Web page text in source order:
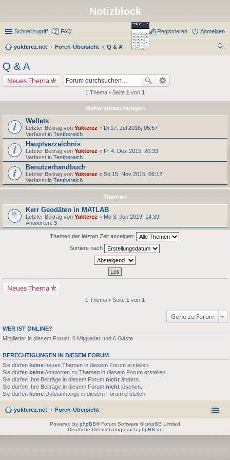
Notizblock
Schnellzugriff FAQ Anmelden
Registrieren
yukterez.net Foren-Übersicht
Q & A
Q & A
Neues Thema
1 Thema • Seite 1 von 1
Bekanntmachungen
Wallets
Letzter Beitrag von Yukterez « Di 17. Jul 2018, 06:57
Verfasst in Testbereich
Hauptverzeichnis
Letzter Beitrag von Yukterez « Fr 4. Dez 2015, 20:33
Verfasst in Testbereich
Benutzerhandbuch
Letzter Beitrag von Yukterez « So 15. Nov 2015, 06:12
Verfasst in Testbereich
Themen
Kerr Geodäten in MATLAB
Letzter Beitrag von Yukterez « Mo 3. Jun 2019, 14:39
Antworten: 3
Themen der letzten Zeit anzeigen:
Sortiere nach
Neues Thema
1 Thema • Seite 1 von 1
Gehe zu Forum
WER IST ONLINE?
Mitglieder in diesem Forum: 0 Mitglieder und 6 Gäste
BERECHTIGUNGEN IN DIESEM FORUM
Sie dürfen keine neuen Themen in diesem Forum erstellen.
Sie dürfen keineAntworten zu Themen in diesem Forum erstellen.
Sie dürfen Ihre Beiträge in diesem Forum nicht ändern.
Sie dürfen Ihre Beiträge in diesem Forum nicht löschen.
Sie dürfen keine Dateianhänge in diesem Forum erstellen.
yukterez.net Foren-Übersicht
Powered by phpBB® Forum Software © phpBB Limited
Deutsche Übersetzung durch phpBB.de